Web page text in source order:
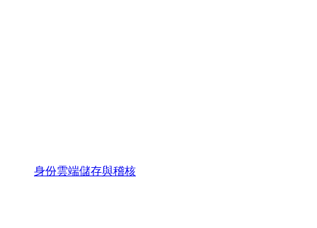
身份雲端儲存與稽核